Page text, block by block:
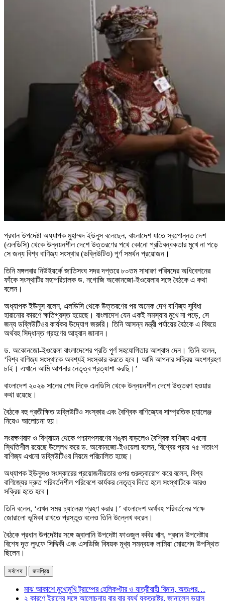
প্রধান উপদেষ্টা অধ্যাপক মুহাম্মদ ইউনূস বলেছেন, বাংলাদেশ যাতে স্বল্পোন্নত দেশ
(এলডিসি) থেকে উন্নয়নশীল দেশে উত্তরণের পথে কোনো প্রতিবন্ধকতার মুখে না পড়ে
সে জন্য বিশ্ব বাণিজ্য সংস্থার (ডব্লিউটিও) পূর্ণ সমর্থন প্রয়োজন।
তিনি মঙ্গলবার নিউইয়র্কে জাতিসংঘ সদর দপ্তরে ৮০তম সাধারণ পরিষদের অধিবেশনের
ফাঁকে সংস্থাটির মহাপরিচালক ড. নগোজি অকোনজো-ইওয়েলার সঙ্গে বৈঠকে এ কথা
বলেন।
অধ্যাপক ইউনূস বলেন, এলডিসি থেকে উত্তরণের পর অনেক দেশ বাণিজ্য সুবিধা
হারানোর কারণে ক্ষতিগ্রস্ত হয়েছে। বাংলাদেশ যেন একই সমস্যার মুখে না পড়ে, সে
জন্য ডব্লিউটিওর কার্যকর উদ্যোগ জরুরি। তিনি আসন্ন মন্ত্রী পর্যায়ের বৈঠকে এ বিষয়ে
অর্থবহ সিদ্ধান্ত গ্রহণের আহ্বান জানান।
ড. অকোনজো-ইওয়েলা বাংলাদেশের প্রতি পূর্ণ সহযোগিতার আশ্বাস দেন। তিনি বলেন,
‘বিশ্ব বাণিজ্য সংস্থাকে অবশ্যই সংস্কার করতে হবে। আমি আপনার সক্রিয় অংশগ্রহণ
চাই। এখানে আমি আপনার নেতৃত্ব প্রত্যাশা করছি।’
বাংলাদেশ ২০২৬ সালের শেষ দিকে এলডিসি থেকে উন্নয়নশীল দেশে উত্তরণ হওয়ার
কথা রয়েছে।
বৈঠকে বহু প্রতীক্ষিত ডব্লিউটিও সংস্কার এবং বৈশ্বিক বাণিজ্যের সাম্প্রতিক চ্যালেঞ্জ
নিয়েও আলোচনা হয়।
সংরক্ষণবাদ ও বিশ্বায়ন থেকে পশ্চাদপসরণের শঙ্কা বাড়লেও বৈশ্বিক বাণিজ্য এখনো
স্থিতিশীল রয়েছে উল্লেখ করে ড. অকোনজো-ইওয়েলা বলেন, বিশ্বের প্রায় ৭৫ শতাংশ
বাণিজ্য এখনো ডব্লিউটিওর নিয়মে পরিচালিত হচ্ছে।
অধ্যাপক ইউনূসও সংস্কারের প্রয়োজনীয়তার ওপর গুরুত্বারোপ করে বলেন, বিশ্ব
বাণিজ্যের দ্রুত পরিবর্তনশীল পরিবেশে কার্যকর নেতৃত্ব দিতে হলে সংস্থাটিকে আরও
সক্রিয় হতে হবে।
তিনি বলেন, ‘এখন সময় চ্যালেঞ্জ গ্রহণ করার।’ বাংলাদেশ অর্থবহ পরিবর্তনের পক্ষে
জোরালো ভূমিকা রাখতে প্রস্তুত বলেও তিনি উল্লেখ করেন।
বৈঠকে প্রধান উপদেষ্টার সঙ্গে জ্বালানি উপদেষ্টা ফাওজুল কবির খান, প্রধান উপদেষ্টার
বিশেষ দূত লুৎফে সিদ্দিকী এবং এসডিজি বিষয়ক মূখ্য সমন্বয়ক লামিয়া মোরশেদ উপস্থিত
ছিলেন।
সর্বশেষ জনপ্রিয়
মাঝ আকাশে মুখোমুখি ট্রাম্পের হেলিকপ্টার ও যাত্রীবাহী বিমান, অতঃপর…
২ কারণে ইরানের সঙ্গে আলোচনায় বার বার ব্যর্থ যুক্তরাষ্ট্র, জানালেন ভ্যান্স